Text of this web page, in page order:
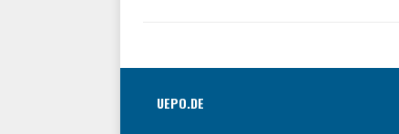
UEPO.DE